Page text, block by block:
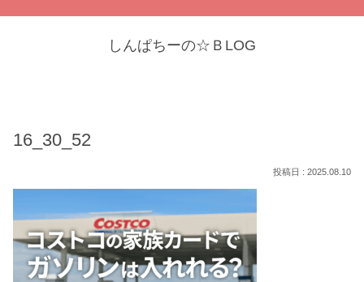
しんぱちーの☆ＢLOG
16_30_52
2025.08.10